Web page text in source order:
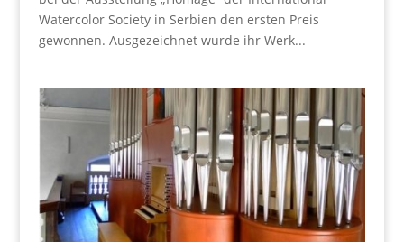
Watercolor Society in Serbien den ersten Preis
gewonnen. Ausgezeichnet wurde ihr Werk...